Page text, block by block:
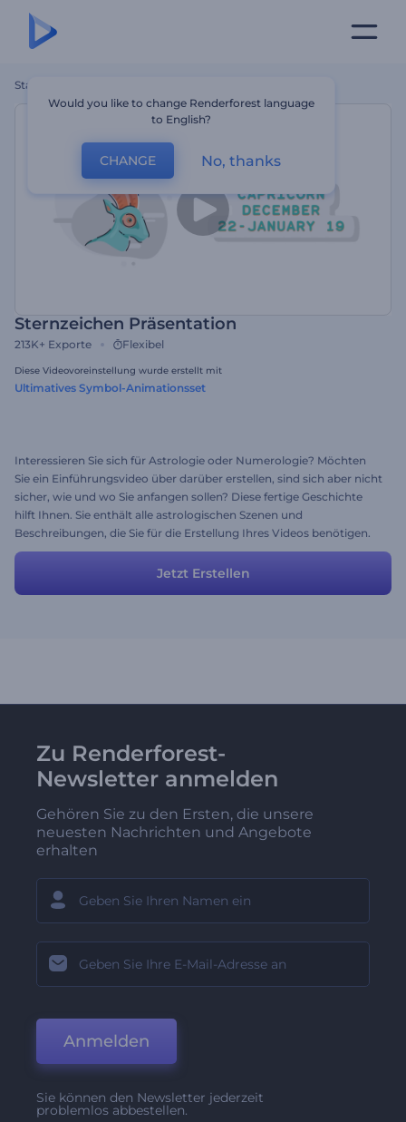
Startseite
Sternzeichen Präsentation
213K+ Exporte Flexibel
Diese Videovoreinstellung wurde erstellt mit
Ultimatives Symbol-Animationsset
Interessieren Sie sich für Astrologie oder Numerologie? Möchten
Sie ein Einführungsvideo über darüber erstellen, sind sich aber nicht
sicher, wie und wo Sie anfangen sollen? Diese fertige Geschichte
hilft Ihnen. Sie enthält alle astrologischen Szenen und
Beschreibungen, die Sie für die Erstellung Ihres Videos benötigen.
Es steht Ihnen frei, alle Szenen zu ändern und monatliche
Vorhersagen für jedes Sternzeichen hinzuzufügen, um die
Aufmerksamkeit von mehr und mehr Menschen auf sich zu ziehen.
Jetzt Erstellen
Zu Renderforest-
Newsletter anmelden
Gehören Sie zu den Ersten, die unsere
neuesten Nachrichten und Angebote
erhalten
Anmelden
Sie können den Newsletter jederzeit
problemlos abbestellen.
Would you like to change Renderforest language
to English?
CHANGE No, thanks